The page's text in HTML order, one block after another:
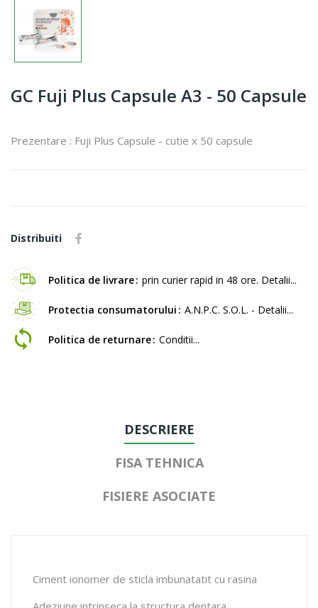
GC Fuji Plus Capsule A3 - 50 Capsule
Prezentare : Fuji Plus Capsule - cutie x 50 capsule
Distribuiti
Politica de livrare prin curier rapid in 48 ore. Detalii...
Protectia consumatorului A.N.P.C. S.O.L. - Detalii...
Politica de returnare Conditii...
DESCRIERE
FISA TEHNICA
FISIERE ASOCIATE
Ciment ionomer de sticla imbunatatit cu rasina